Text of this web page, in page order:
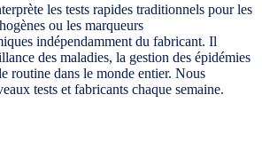
les tests rapides traditionnels pour les
ou les marqueurs
indépendamment du fabricant. Il
des maladies, la gestion des épidémies
routine dans le monde entier. Nous
tests et fabricants chaque semaine.